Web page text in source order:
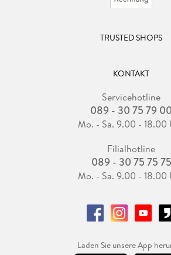
TRUSTED SHOPS
KONTAKT
Servicehotline
089 - 30 75 79 00
Mo. - Sa. 9.00 - 18.00
Filialhotline
089 - 30 75 75 75
Mo. - Sa. 9.00 - 18.00
Laden Sie unsere App